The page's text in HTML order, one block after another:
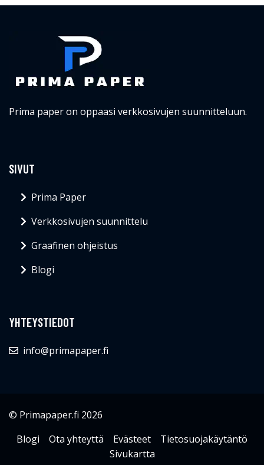
Prima paper on oppaasi verkkosivujen suunnitteluun.
SIVUT
Prima Paper
Verkkosivujen suunnittelu
Graafinen ohjeistus
Blogi
YHTEYSTIEDOT
info@primapaper.fi
© Primapaper.fi 2026
Blogi
Ota yhteyttä Evästeet
Tietosuojakäytäntö
Sivukartta